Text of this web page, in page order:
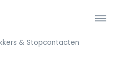
& Stopcontacten